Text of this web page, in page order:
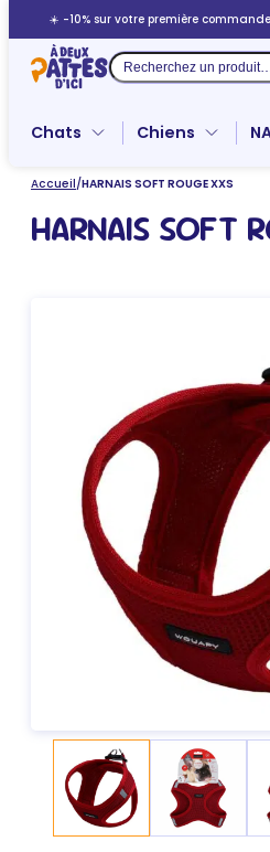
au
contenu
☀️ -10% sur votre première commande
Recherche
Chats Chiens
Accueil/HARNAIS SOFT ROUGE XXS
HARNAIS SOFT